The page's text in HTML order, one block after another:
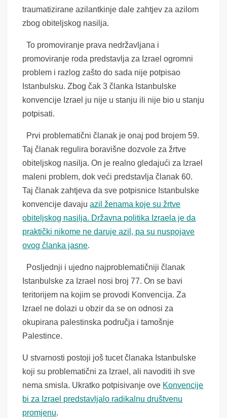
traumatizirane azilantkinje dale zahtjev za azilom
zbog obiteljskog nasilja.
To promoviranje prava nedržavljana i
promoviranje roda predstavlja za Izrael ogromni
problem i razlog zašto do sada nije potpisao
Istanbulsku. Zbog čak 3 članka Istanbulske
konvencije Izrael ju nije u stanju ili nije bio u stanju
potpisati.
Prvi problematični članak je onaj pod brojem 59.
Taj članak regulira boravišne dozvole za žrtve
obiteljskog nasilja. On je realno gledajući za Izrael
maleni problem, dok veći predstavlja članak 60.
Taj članak zahtjeva da sve potpisnice Istanbulske
konvencije davajuazil ženama koje su žrtve
obiteljskog nasilja. Državna politika Izraela je da
praktički nikome ne daruje azil, pa su nuspojave
ovog članka jasne.
Posljednji i ujedno najproblematičniji članak
Istanbulske za Izrael nosi broj 77. On se bavi
teritorijem na kojim se provodi Konvencija. Za
Izrael ne dolazi u obzir da se on odnosi za
okupirana palestinska područja i tamošnje
Palestince.
U stvarnosti postoji još tucet članaka Istanbulske
koji su problematični za Izrael, ali navoditi ih sve
nema smisla. Ukratko potpisivanje ove Konvencije
bi za Izrael predstavljalo radikalnu društvenu
promjenu.